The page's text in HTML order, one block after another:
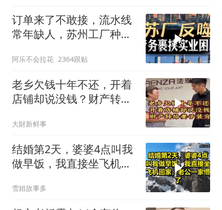
订单来了不敢接，流水线
常年缺人，苏州工厂种下
阿乐不会拉花 2364跟贴
老乡欠钱十年不还，开着
店铺却说没钱？财产转给
大財新鲜事
结婚第2天，婆婆4点叫我
做早饭，我直接坐飞机回
雪姐故事多